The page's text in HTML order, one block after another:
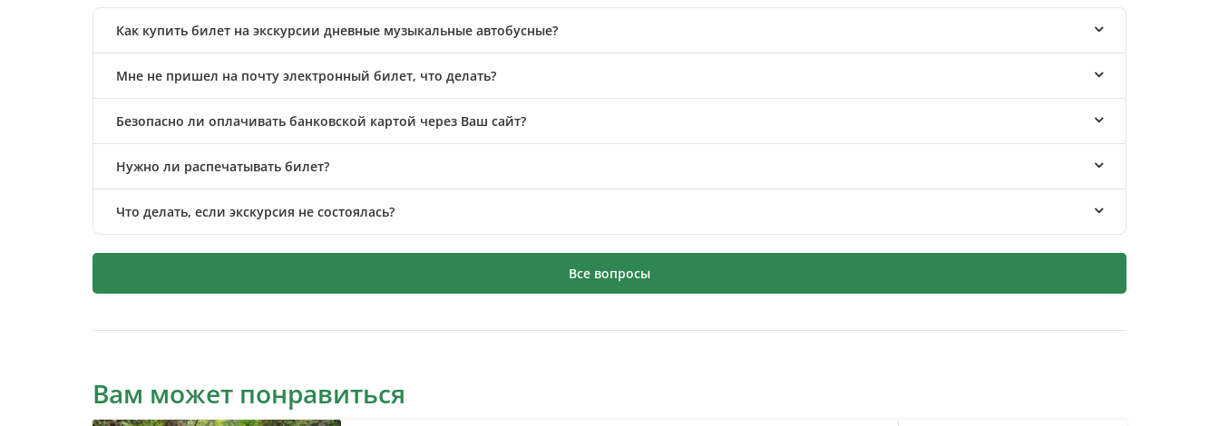
Как купить билет на экскурсии дневные музыкальные автобусные?
Мне не пришел на почту электронный билет, что делать?
Безопасно ли оплачивать банковской картой через Ваш сайт?
Нужно ли распечатывать билет?
Что делать, если экскурсия не состоялась?
Все вопросы
Вам может понравиться